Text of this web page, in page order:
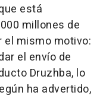
está
millones de
el mismo motivo:
el envío de
Druzhba, lo
ha advertido,